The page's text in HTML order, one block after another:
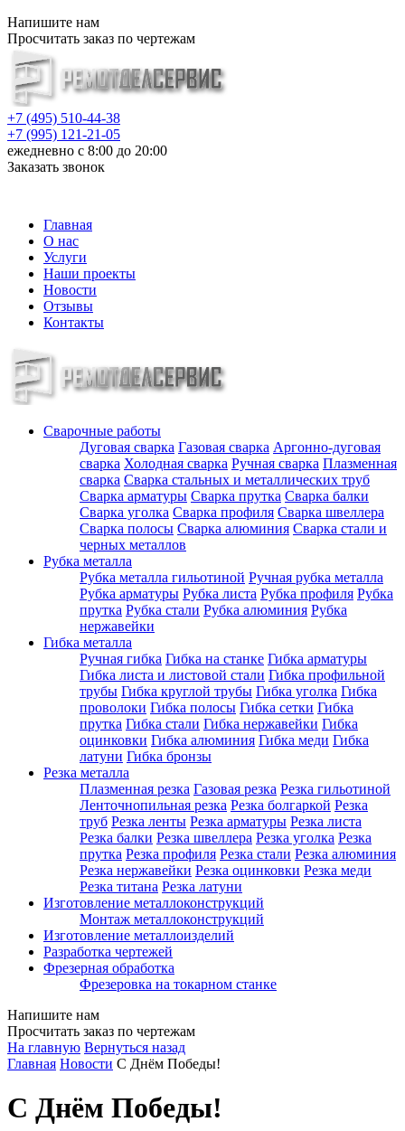
Напишите нам
Просчитать заказ по чертежам
+7 (495) 510-44-38
+7 (995) 121-21-05
ежедневно с 8:00 до 20:00
Заказать звонок
Главная
О нас
Услуги
Наши проекты
Новости
Отзывы
Контакты
Сварочные работы
Дуговая сварка Газовая сварка Аргонно-дуговая
сварка Холодная сварка Ручная сварка Плазменная
сварка Сварка стальных и металлических труб
Сварка арматуры Сварка прутка Сварка балки
Сварка уголка Сварка профиля Сварка швеллера
Сварка полосы Сварка алюминия Сварка стали и
черных металлов
Рубка металла
Рубка металла гильотиной Ручная рубка металла
Рубка арматуры Рубка листа Рубка профиля Рубка
прутка Рубка стали Рубка алюминия Рубка
нержавейки
Гибка металла
Ручная гибка Гибка на станке Гибка арматуры
Гибка листа и листовой стали Гибка профильной
трубы Гибка круглой трубы Гибка уголка Гибка
проволоки Гибка полосы Гибка сетки Гибка
прутка Гибка стали Гибка нержавейки Гибка
оцинковки Гибка алюминия Гибка меди Гибка
латуни Гибка бронзы
Резка металла
Плазменная резка Газовая резка Резка гильотиной
Ленточнопильная резка Резка болгаркой Резка
труб Резка ленты Резка арматуры Резка листа
Резка балки Резка швеллера Резка уголка Резка
прутка Резка профиля Резка стали Резка алюминия
Резка нержавейки Резка оцинковки Резка меди
Резка титана Резка латуни
Изготовление металлоконструкций
Монтаж металлоконструкций
Изготовление металлоизделий
Разработка чертежей
Фрезерная обработка
Фрезеровка на токарном станке
Напишите нам
Просчитать заказ по чертежам
На главную Вернуться назад
Главная Новости С Днём Победы!
С Днём Победы!